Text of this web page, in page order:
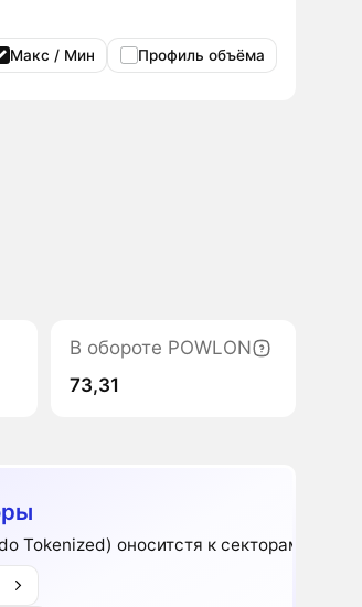
Макс / Мин Профиль объёма
В обороте POWLON
73,31
Tokenized) оноситстя к секторам: